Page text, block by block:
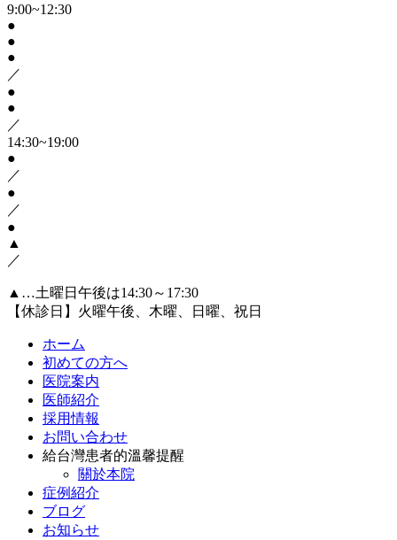
9:00~12:30
●
●
●
／
●
●
／
14:30~19:00
●
／
●
／
●
▲
／
▲…土曜日午後は14:30～17:30
【休診日】火曜午後、木曜、日曜、祝日
ホーム
初めての方へ
医院案内
医師紹介
採用情報
お問い合わせ
給台灣患者的溫馨提醒
關於本院
症例紹介
ブログ
お知らせ